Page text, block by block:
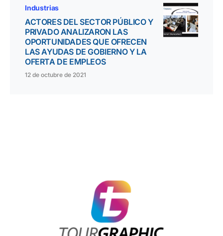
Industrias
ACTORES DEL SECTOR PÚBLICO Y
PRIVADO ANALIZARON LAS
OPORTUNIDADES QUE OFRECEN
LAS AYUDAS DE GOBIERNO Y LA
OFERTA DE EMPLEOS
12 de octubre de 2021